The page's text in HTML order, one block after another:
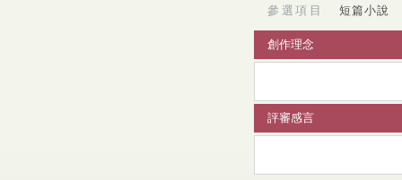
參選項目 短篇小說
創作理念
評審感言